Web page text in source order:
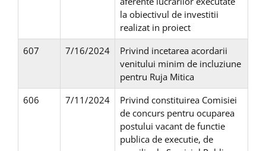
la obiectivul de investitii
realizat in proiect
607
7/16/2024
Privind incetarea acordarii
venitului minim de incluziune
pentru Ruja Mitica
606
7/11/2024
Privind constituirea Comisiei
de concurs pentru ocuparea
postului vacant de functie
publica de executie, de